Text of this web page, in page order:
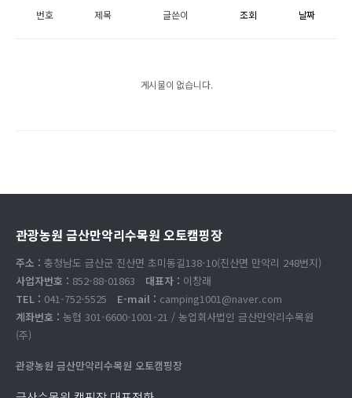
번호 제목 글쓴이 조회 날짜
게시물이 없습니다.
관광농원 금산만악리수목원 오토캠핑장
주소 : 충청남도 금산군 진산면 초미동길138-10(진산면 만악리 248번지)
사업자번호 : 852-88-01863 대표자 : 이창래
TEL : 041-752-5525 E-mail : camping1001@naver.com
계좌번호 : 농협 301-6600-1001-21 / 농업회사법인 금산만악리수목원
(주)
관광농원 금산만악리수목원 오토캠핑장